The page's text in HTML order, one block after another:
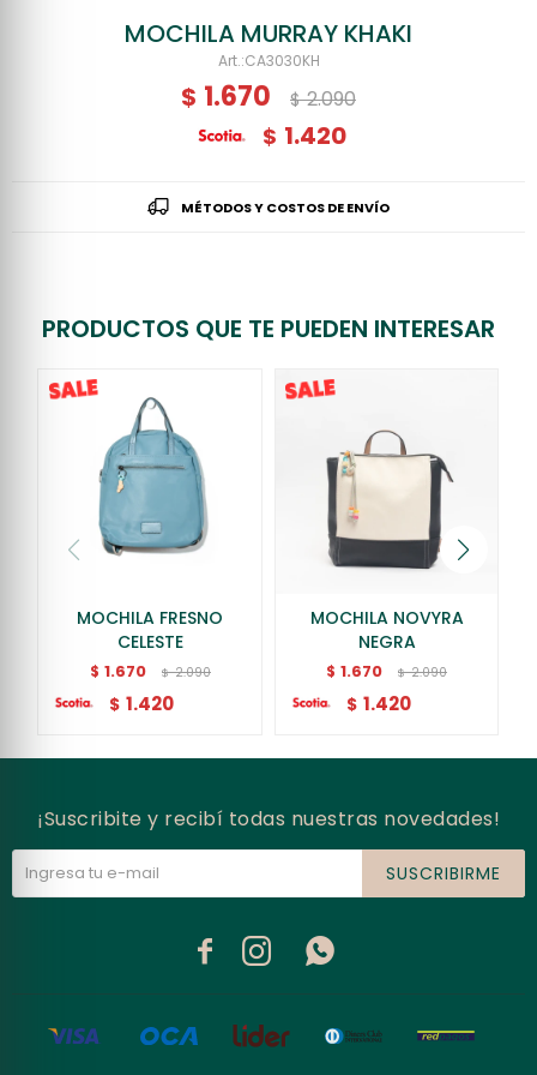
MOCHILA MURRAY KHAKI
CA3030KH
$ 1.670 $ 2.090
$ 1.420
MÉTODOS Y COSTOS DE ENVÍO
PRODUCTOS QUE TE PUEDEN INTERESAR
MOCHILA FRESNO
CELESTE
$ 1.670 $ 2.090
$ 1.420
MOCHILA NOVYRA
NEGRA
$ 1.670 $ 2.090
$ 1.420
¡Suscribite y recibí todas nuestras novedades!
SUSCRIBIRME
  